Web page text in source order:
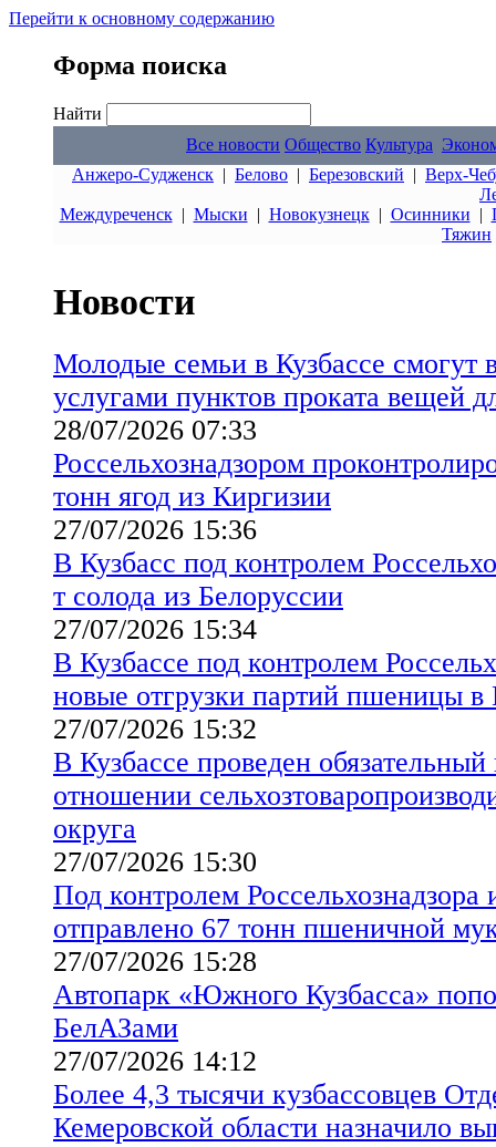
Перейти к основному содержанию
Форма поиска
Найти
Все новости Общество Культура
Анжеро-Судженск | Белово | Березовский | Верх-
Междуреченск| Мыски | Новокузнецк| Осинники |
Тяжин
Новости
Молодые семьи в Кузбассе смогут
услугами пунктов проката вещей
28/07/2026 07:33
Россельхознадзором
тонн ягод из Киргизии
27/07/2026 15:36
В Кузбасс под контролем
т солода из Белоруссии
27/07/2026 15:34
В Кузбассе под контролем
новые отгрузки партий пшеницы в
27/07/2026 15:32
В Кузбассе проведен
отношении
округа
27/07/2026 15:30
Под контролем Россельхознадзора
отправлено 67 тонн пшеничной
27/07/2026 15:28
Автопарк «Южного Кузбасса»
БелАЗами
27/07/2026 14:12
Более 4,3 тысячи кузбассовцев
Кемеровской области назначило